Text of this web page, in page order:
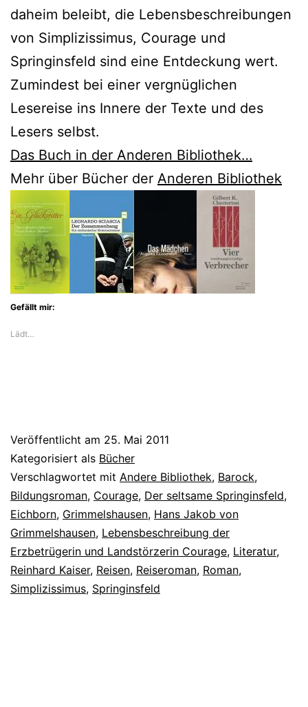
daheim beleibt, die Lebensbeschreibungen
von Simplizissimus, Courage und
Springinsfeld sind eine Entdeckung wert.
Zumindest bei einer vergnüglichen
Lesereise ins Innere der Texte und des
Lesers selbst.
Das Buch in der Anderen Bibliothek…
Mehr über Bücher der Anderen Bibliothek
Gefällt mir:
Lädt…
Veröffentlicht am 25. Mai 2011
Kategorisiert als Bücher
Verschlagwortet mit Andere Bibliothek, Barock,
Bildungsroman, Courage, Der seltsame Springinsfeld,
Eichborn, Grimmelshausen, Hans Jakob von
Grimmelshausen, Lebensbeschreibung der
Erzbetrügerin und Landstörzerin Courage, Literatur,
Reinhard Kaiser, Reisen, Reiseroman, Roman,
Simplizissimus, Springinsfeld